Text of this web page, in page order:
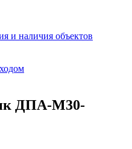
и наличия объектов
ДПА-М30-